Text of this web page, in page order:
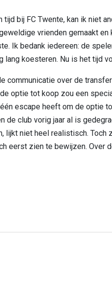
tijd bij FC Twente, kan ik niet
vrienden gemaakt
Ik bedank iedereen: de
lang koesteren. Nu is het tijd
communicatie over de
optie tot koop zou een
escape heeft om de optie
de club vorig jaar al is
lijkt niet heel realistisch. Toch
eerst zien te bewijzen. Over